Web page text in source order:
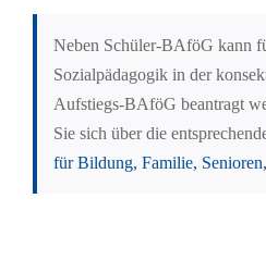
Neben Schüler-BAföG kann
Sozialpädagogik in der
Aufstiegs-BAföG beantragt
Sie sich über die
für Bildung, Familie,